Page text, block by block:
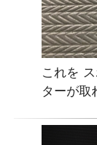
これを
ターが取